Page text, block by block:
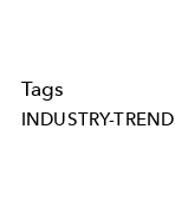
Tags
INDUSTRY-